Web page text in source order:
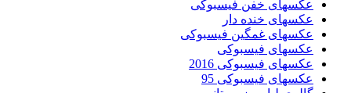
عکسهای خفن فیسبوکی
عکسهای خنده دار
عکسهای غمگین فیسبوکی
عکسهای فیسبوکی
عکسهای فیسبوکی 2016
عکسهای فیسبوکی 95